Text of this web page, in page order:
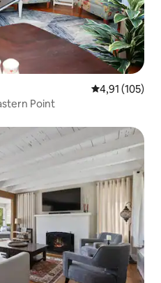
4,91 de uma
4,91 (105)
Point